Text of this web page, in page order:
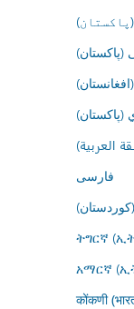
(پاکستان)
(پاکستان)
العربية)
فارسى
ትግርኛ
አማርኛ
कोंकणी